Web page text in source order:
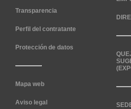
Transparencia
Perfil del contratante
Protección de datos
Mapa web
Aviso legal